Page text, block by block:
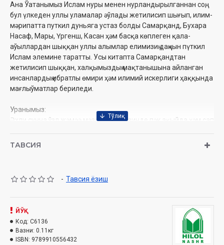
Ана Ўатанымыз Ислам нуры менен нурландырылганнан соң,
бул үлкеден уллы уламалар әўлады жетилисип шығып, илим-
мәрипатта путкил дуньяга устаз болды Самарқанд, Бухара
Насаф, Мары, Үргенш, Касан ҳәм басқа көплеген қала-
аўыллардан шыққан уллы алымлар елимизиң даңқын пүткил
Ислам элемине таратты. Усы китапта Самарқандтан
жетилисип шыққан, халқымыздың мақтанышына айланган
инсанлардың ибратлы өмири ҳәм илимий искерлиги ҳаққында
мағлыўматлар бериледи.
Уранымыз:
Әхли сунна ўзл жәмәә мәзхабы негизинде пәк ақыйда ҳәм сап
Исламый мәрипат таратыў, салафи солиҳ уллы
мутаассиблик ҳәм бидъат-хурофатларды жоқ етиў.
Муаллиф:
Қарақалпақшаға аўдарған:
Шамсуддин Баҳауддинов
Нашриёт: «Hilol-Nashr»
Сана: 2025 йил
ТАВСИЯ
- Тавсия ёзиш
ЙЎҚ
Код: C6136
Вазни: 0.11кг
ISBN: 9789910556432